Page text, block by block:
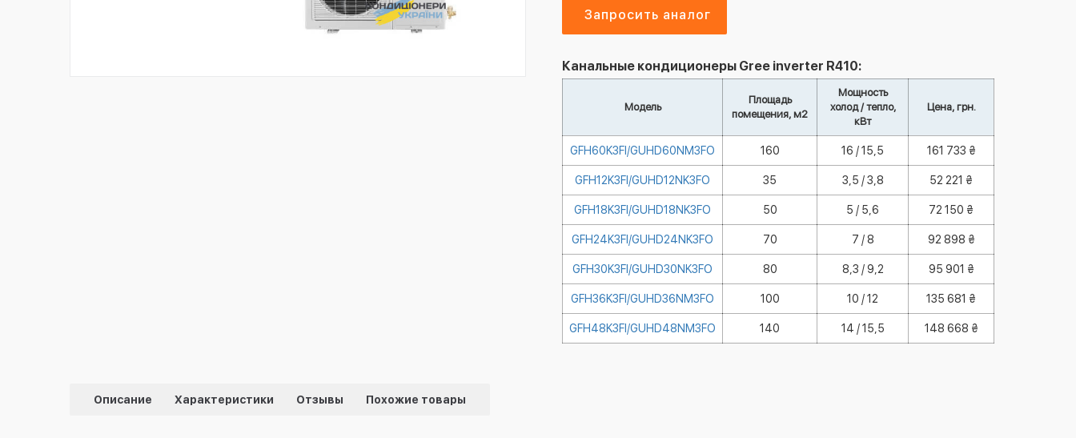
Запросить аналог
Канальные кондиционеры Gree inverter R410:
Модель
Площадь
помещения, м2
Мощность
холод / тепло,
кВт
Цена, грн.
GFH60K3FI/GUHD60NM3FO 160 16 / 15,5 161 733 ₴
GFH12K3FI/GUHD12NK3FO 35 3,5 / 3,8 52 221 ₴
GFH18K3FI/GUHD18NK3FO 50 5 / 5,6 72 150 ₴
GFH24K3FI/GUHD24NK3FO 70 7 / 8 92 898 ₴
GFH30K3FI/GUHD30NK3FO 80 8,3 / 9,2 95 901 ₴
GFH36K3FI/GUHD36NM3FO 100 10 / 12 135 681 ₴
GFH48K3FI/GUHD48NM3FO 140 14 / 15,5 148 668 ₴
Описание Характеристики Отзывы Похожие товары